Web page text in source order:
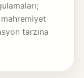
tarzına